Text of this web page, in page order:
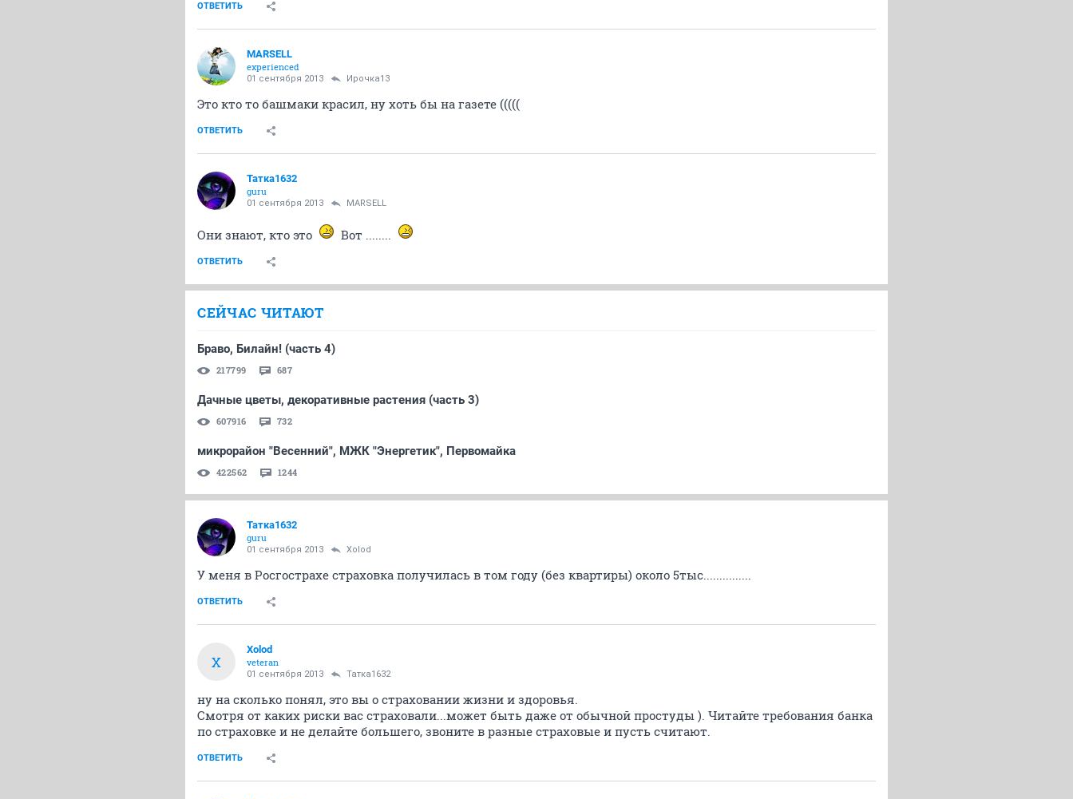
ОТВЕТИТЬ
MARSELL
experienced
01 сентября 2013 Ирочка13
Это кто то башмаки красил, ну хоть бы на газете (((((
ОТВЕТИТЬ
Татка1632
guru
01 сентября 2013 MARSELL
Они знают, кто это Вот ........
ОТВЕТИТЬ
СЕЙЧАС ЧИТАЮТ
Браво, Билайн! (часть 4)
217799 687
Дачные цветы, декоративные растения (часть 3)
607916 732
микрорайон "Весенний", МЖК "Энергетик", Первомайка
422562 1244
Татка1632
guru
01 сентября 2013 Xolod
У меня в Росгострахе страховка получилась в том году (без квартиры) около 5тыс...............
ОТВЕТИТЬ
X
Xolod
veteran
01 сентября 2013 Татка1632
ну на сколько понял, это вы о страховании жизни и здоровья.
Смотря от каких риски вас страховали...может быть даже от обычной простуды ). Читайте требования банка
по страховке и не делайте большего, звоните в разные страховые и пусть считают.
ОТВЕТИТЬ